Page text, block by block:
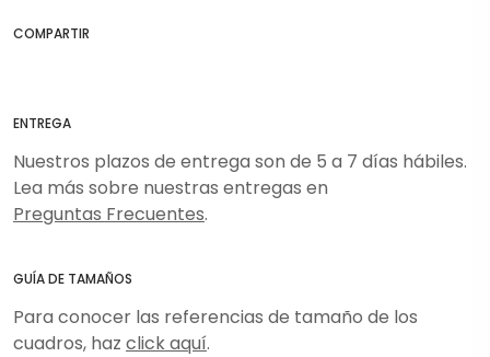
COMPARTIR
ENTREGA
Nuestros plazos de entrega son de 5 a 7 días hábiles.
Lea más sobre nuestras entregas en
Preguntas Frecuentes.
GUÍA DE TAMAÑOS
Para conocer las referencias de tamaño de los
cuadros, haz click aquí.